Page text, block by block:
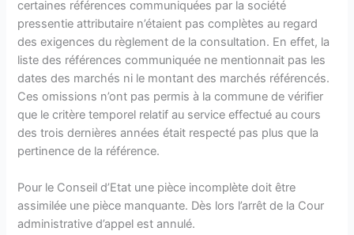
certaines références communiquées par la société
pressentie attributaire n’étaient pas complètes au regard
des exigences du règlement de la consultation. En effet, la
liste des références communiquée ne mentionnait pas les
dates des marchés ni le montant des marchés référencés.
Ces omissions n’ont pas permis à la commune de vérifier
que le critère temporel relatif au service effectué au cours
des trois dernières années était respecté pas plus que la
pertinence de la référence.
Pour le Conseil d’Etat une pièce incomplète doit être
assimilée une pièce manquante. Dès lors l’arrêt de la Cour
administrative d’appel est annulé.